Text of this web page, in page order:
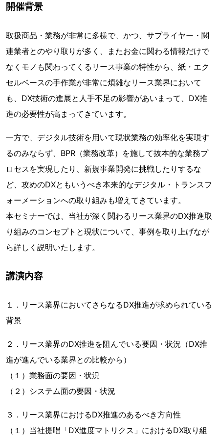
開催背景
取扱商品・業務が非常に多様で、かつ、サプライヤー・関
連業者とのやり取りが多く、またお金に関わる情報だけで
なくモノも関わってくるリース事業の特性から、紙・エク
セルベースの手作業が非常に煩雑なリース業界において
も、DX技術の進展と人手不足の影響があいまって、DX推
進の必要性が高まってきています。
一方で、デジタル技術を用いて現状業務の効率化を実現す
るのみならず、BPR（業務改革）を施して抜本的な業務プ
ロセスを実現したり、新規事業開発に挑戦したりするな
ど、攻めのDXともいうべき本来的なデジタル・トランスフ
ォーメーションへの取り組みも増えてきています。
本セミナーでは、当社が深く関わるリース業界のDX推進取
り組みのコンセプトと現状について、事例を取り上げなが
ら詳しく説明いたします。
講演内容
１．リース業界においてさらなるDX推進が求められている
背景
２．リース業界のDX推進を阻んでいる要因・状況（DX推
進が進んでいる業界との比較から）
（１）業務面の要因・状況
（２）システム面の要因・状況
３．リース業界におけるDX推進のあるべき方向性
（１）当社提唱「DX進度マトリクス」におけるDX取り組